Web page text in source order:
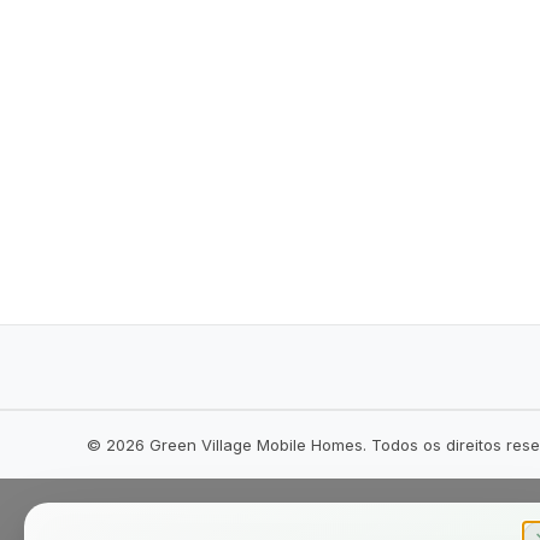
© 2026 Green Village Mobile Homes. Todos os direitos